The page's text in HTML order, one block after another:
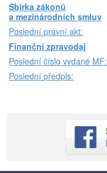
Sbírka zákonů
a mezinárodních smluv
Poslední právní akt:
Finanční zpravodaj
Poslední číslo vydané MF:
Poslední předpis: